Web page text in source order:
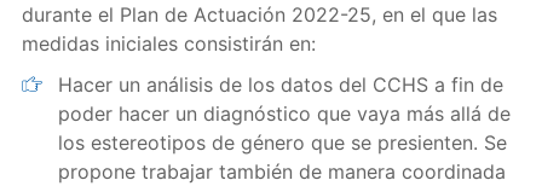
durante el Plan de Actuación 2022-25, en el que las
medidas iniciales consistirán en:
Hacer un análisis de los datos del CCHS a fin de
poder hacer un diagnóstico que vaya más allá de
los estereotipos de género que se presienten. Se
propone trabajar también de manera coordinada